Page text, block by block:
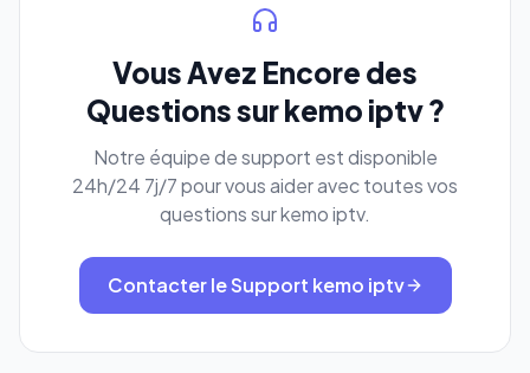
Vous Avez Encore des
Questions sur kemo iptv ?
Notre équipe de support est disponible
24h/24 7j/7 pour vous aider avec toutes vos
questions sur kemo iptv.
Contacter le Support kemo iptv